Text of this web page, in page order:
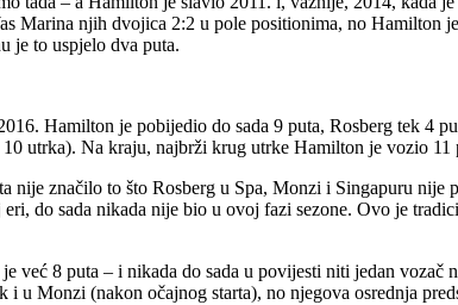
Marina njih dvojica 2:2 u pole positionima, no Hamilton
je to uspjelo dva puta.
Hamilton je pobijedio do sada 9 puta, Rosberg tek 4
utrka). Na kraju, najbrži krug utrke Hamilton je vozio 11
značilo to što Rosberg u Spa, Monzi i Singapuru
do sada nikada nije bio u ovoj fazi sezone. Ovo je
već 8 puta – i nikada do sada u povijesti niti jedan
Monzi (nakon očajnog starta), no njegova osrednja